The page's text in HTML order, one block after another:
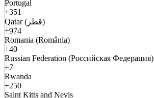
Portugal
+351
Qatar (قطر)
+974
Romania (România)
+40
Russian Federation (Российская Федерация)
+7
Rwanda
+250
Saint Kitts and Nevis